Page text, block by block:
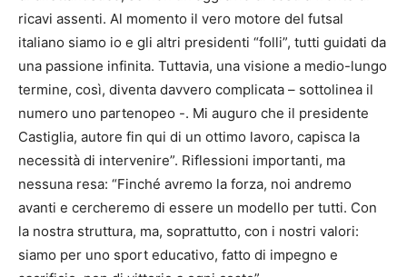
ricavi assenti. Al momento il vero motore del futsal
italiano siamo io e gli altri presidenti “folli”, tutti guidati da
una passione infinita. Tuttavia, una visione a medio-lungo
termine, così, diventa davvero complicata – sottolinea il
numero uno partenopeo -. Mi auguro che il presidente
Castiglia, autore fin qui di un ottimo lavoro, capisca la
necessità di intervenire”. Riflessioni importanti, ma
nessuna resa: “Finché avremo la forza, noi andremo
avanti e cercheremo di essere un modello per tutti. Con
la nostra struttura, ma, soprattutto, con i nostri valori:
siamo per uno sport educativo, fatto di impegno e